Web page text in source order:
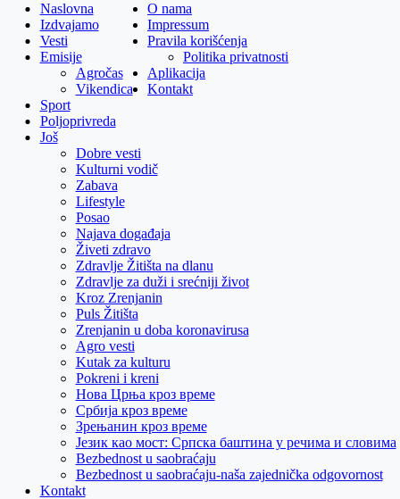
Naslovna
Izdvajamo
Vesti
Emisije
Agročas
Vikendica
Sport
Poljoprivreda
Još
Dobre vesti
Kulturni vodič
Zabava
Lifestyle
Posao
Najava događaja
Živeti zdravo
Zdravlje Žitišta na dlanu
Zdravlje za duži i srećniji život
Kroz Zrenjanin
Puls Žitišta
Zrenjanin u doba koronavirusa
Agro vesti
Kutak za kulturu
Pokreni i kreni
Нова Црња кроз време
Србија кроз време
Зрењанин кроз време
Језик као мост: Српска баштина у речима и словима
Bezbednost u saobraćaju
Bezbednost u saobraćaju-naša zajednička odgovornost
Kontakt
O nama
Impressum
Pravila korišćenja
Politika privatnosti
Aplikacija
Kontakt